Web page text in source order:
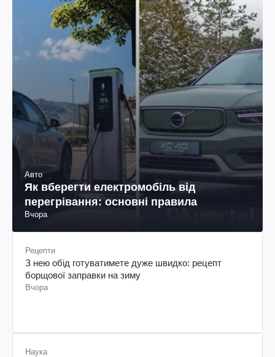
Авто
Як вберегти електромобіль від
перегрівання: основні правила
Вчора
Рецепти
З нею обід готуватимете дуже швидко: рецепт
борщової заправки на зиму
Вчора
Наука